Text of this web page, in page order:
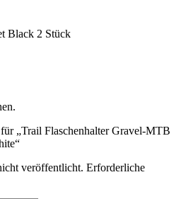
Black 2 Stück
„Trail Flaschenhalter Gravel-MTB
veröffentlicht. Erforderliche